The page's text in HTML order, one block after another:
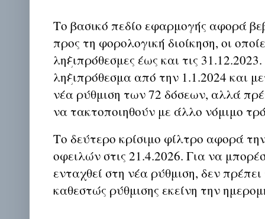
Το βασικό πεδίο εφαρμογής αφορά
προς τη φορολογική διοίκηση, οι
ληξιπρόθεσμες έως και τις
ληξιπρόθεσμα από την 1.1.2024 και
νέα ρύθμιση των 72 δόσεων, αλλά
να τακτοποιηθούν με άλλο νόμιμο
Το δεύτερο κρίσιμο φίλτρο αφορά
οφειλών στις 21.4.2026. Για να
ενταχθεί στη νέα ρύθμιση, δεν
καθεστώς ρύθμισης εκείνη την